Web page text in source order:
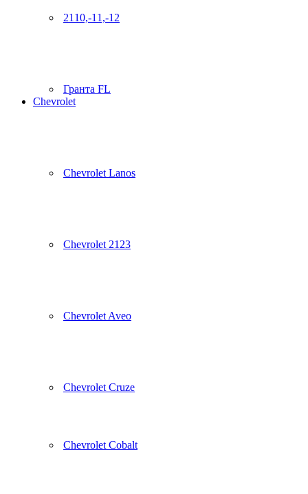
2110,-11,-12
Гранта FL
Chevrolet
Chevrolet Lanos
Chevrolet 2123
Chevrolet Aveo
Chevrolet Cruze
Chevrolet Cobalt